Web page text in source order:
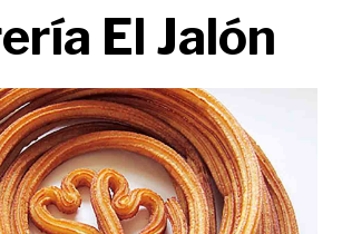
El Jalón